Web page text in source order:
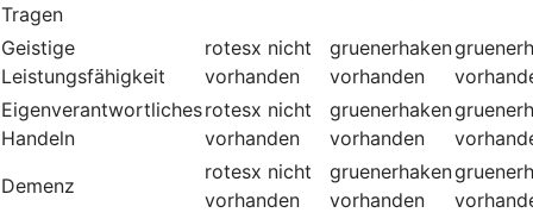
Tragen
Geistige
Leistungsfähigkeit
rotesx nicht
vorhanden
gruenerhaken
vorhanden
Eigenverantwortliches
Handeln
rotesx nicht
vorhanden
gruenerhaken
vorhanden
Demenz
rotesx nicht
vorhanden
gruenerhaken
vorhanden